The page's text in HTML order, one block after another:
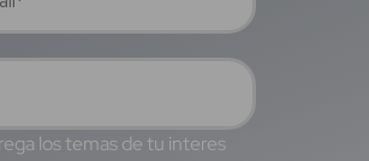
los temas de tu interes